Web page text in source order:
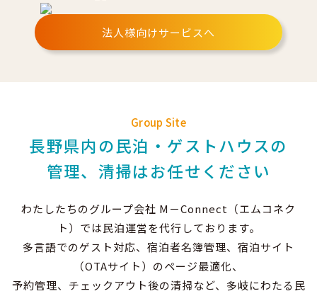
法人様向けサービスへ
Group Site
長野県内の民泊・ゲストハウスの
管理、清掃はお任せください
わたしたちのグループ会社 M－Connect（エムコネク
ト）では民泊運営を代行しております。
多言語でのゲスト対応、宿泊者名簿管理、宿泊サイト
（OTAサイト）のページ最適化、
予約管理、チェックアウト後の清掃など、多岐にわたる民